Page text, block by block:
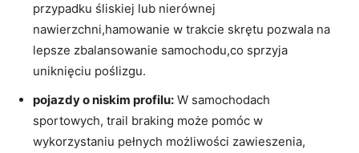
przypadku śliskiej lub nierównej
nawierzchni,hamowanie w trakcie skrętu pozwala na
lepsze zbalansowanie samochodu,co sprzyja
uniknięciu poślizgu.
pojazdy o niskim profilu: W samochodach
sportowych, trail braking może pomóc w
wykorzystaniu pełnych możliwości zawieszenia,